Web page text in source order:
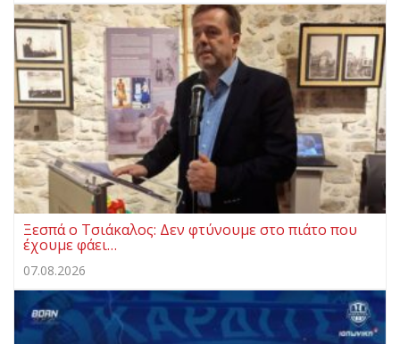
Ξεσπά ο Τσιάκαλος: Δεν φτύνουμε στο πιάτο που
έχουμε φάει…
07.08.2026